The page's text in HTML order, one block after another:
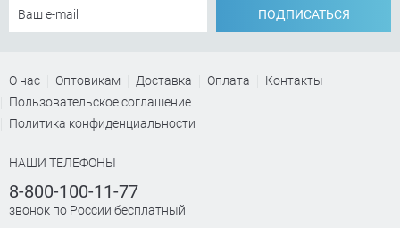
ПОДПИСАТЬСЯ
О нас Оптовикам Доставка Оплата
Контакты
Пользовательское соглашение
Политика конфиденциальности
НАШИ ТЕЛЕФОНЫ
8-800-100-11-77
звонок по России бесплатный